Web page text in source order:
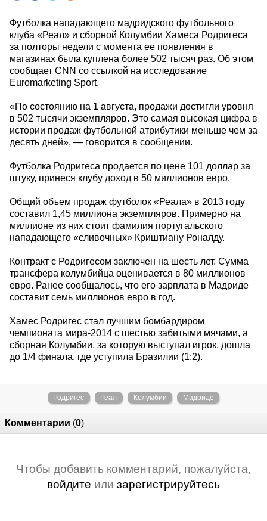
Футболка нападающего мадридского футбольного
клуба «Реал» и сборной Колумбии Хамеса Родригеса
за полторы недели с момента ее появления в
магазинах была куплена более 502 тысяч раз. Об этом
сообщает CNN со ссылкой на исследование
Euromarketing Sport.
«По состоянию на 1 августа, продажи достигли уровня
в 502 тысячи экземпляров. Это самая высокая цифра в
истории продаж футбольной атрибутики меньше чем за
десять дней», — говорится в сообщении.
Футболка Родригеса продается по цене 101 доллар за
штуку, принеся клубу доход в 50 миллионов евро.
Общий объем продаж футболок «Реала» в 2013 году
составил 1,45 миллиона экземпляров. Примерно на
миллионе из них стоит фамилия португальского
нападающего «сливочных» Криштиану Роналду.
Контракт с Родригесом заключен на шесть лет. Сумма
трансфера колумбийца оценивается в 80 миллионов
евро. Ранее сообщалось, что его зарплата в Мадриде
составит семь миллионов евро в год.
Хамес Родригес стал лучшим бомбардиром
чемпионата мира-2014 с шестью забитыми мячами, а
сборная Колумбии, за которую выступал игрок, дошла
до 1/4 финала, где уступила Бразилии (1:2).
Родригес Реал Колумбии Мадриде
Комментарии (0)
Чтобы добавить комментарий, пожалуйста,
войдите или зарегистрируйтесь